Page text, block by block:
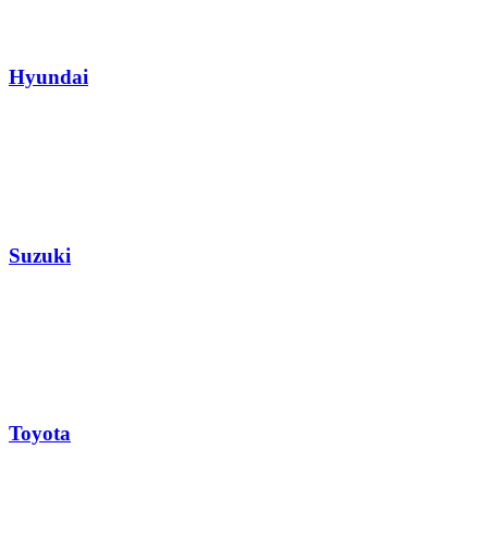
Hyundai
Suzuki
Toyota